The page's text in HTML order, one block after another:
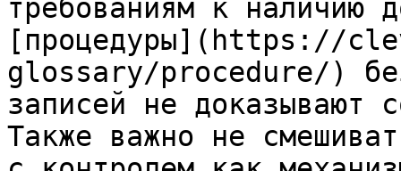
требованиям к наличию
[процедуры](https://
glossary/procedure/)
записей не доказывают
Также важно не